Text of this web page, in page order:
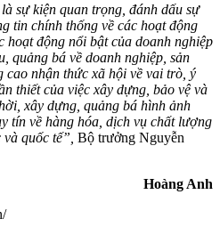
sự kiện quan trọng, đánh dấu sự
tin chính thống về các hoạt động
hoạt động nổi bật của doanh nghiệp
quảng bá về doanh nghiệp, sản
nhận thức xã hội về vai trò, ý
thiết của việc xây dựng, bảo vệ và
xây dựng, quảng bá hình ảnh
tín về hàng hóa, dịch vụ chất lượng
quốc tế”, Bộ trưởng Nguyễn
Hoàng Anh